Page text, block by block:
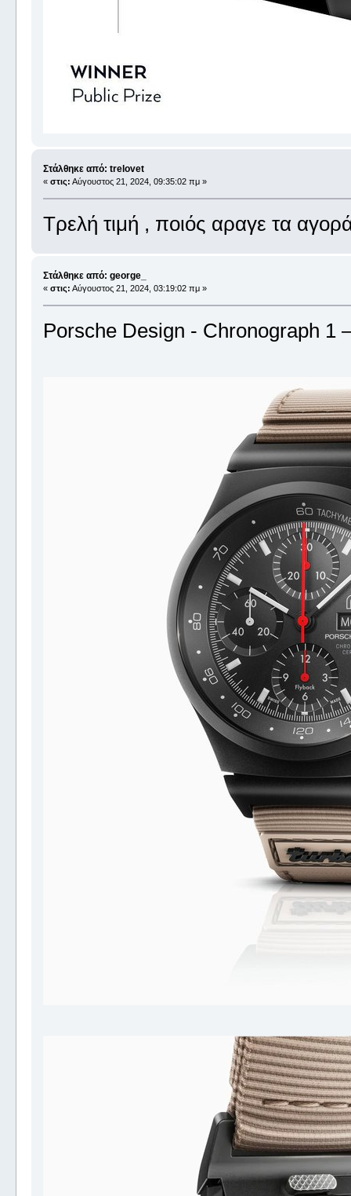
Στάλθηκε από: trelovet
« στις: Αύγουστος 21, 2024, 09:35:02 πμ »
Τρελή τιμή , ποιός αραγε τα
Στάλθηκε από: george_
« στις: Αύγουστος 21, 2024, 03:19:02 πμ »
Porsche Design - Chronograph 1